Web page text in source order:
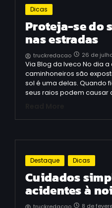
Dicas
Proteja-se do
nas estradas
truckredacao 26 de
Via Blog da Iveco No dia
caminhoneiros são
sol é uma delas. Quando
seus raios podem causar
Destaque Dicas
Cuidados
acidentes à
8 de